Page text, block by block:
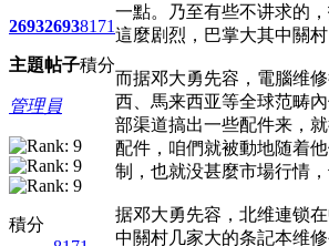
2693
主題
2693
帖子
8171
積分
管理員
積分
一點。乃至有些不讲求的
這麼剧烈，巴掌大其中關
而据邓大勇先容，電腦维
西、馬来西亚等全球范畴
部渠道搞出一些配件来，
配件，咱們就被動地随着
制，也就没甚麼市場行情
据邓大勇先容，北维連锁
中關村几家大的条記本维